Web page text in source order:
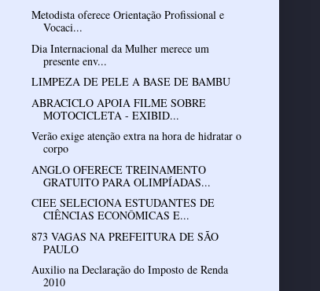
Metodista oferece Orientação Profissional e
Vocaci...
Dia Internacional da Mulher merece um
presente env...
LIMPEZA DE PELE A BASE DE BAMBU
ABRACICLO APOIA FILME SOBRE
MOTOCICLETA - EXIBID...
Verão exige atenção extra na hora de hidratar o
corpo
ANGLO OFERECE TREINAMENTO
GRATUITO PARA OLIMPÍADAS...
CIEE SELECIONA ESTUDANTES DE
CIÊNCIAS ECONÔMICAS E...
873 VAGAS NA PREFEITURA DE SÃO
PAULO
Auxilio na Declaração do Imposto de Renda
2010